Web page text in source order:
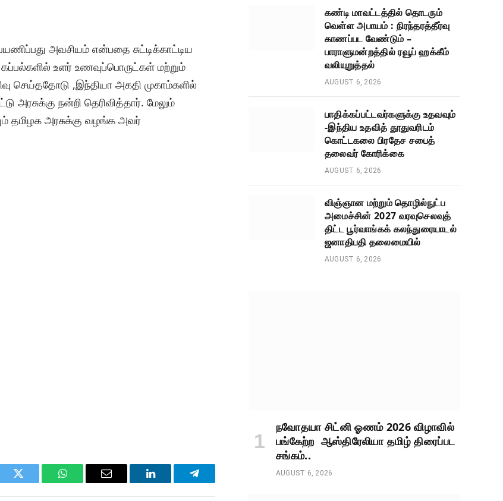
அவசியம் என்பதை சுட்டிக்காட்டிய
உளர் உணவுப்பொருட்கள் மற்றும்
செய்ததோடு ,இந்தியா அகதி முகாம்களில்
அரசுக்கு நன்றி தெரிவித்தார். மேலும்
தமிழக அரசுக்கு வழங்க அவர்
Twitter WhatsAppEmail LinkedIn Telegram
கண்டி மாவட்டத்தில் தொடரும்
வெள்ள அபாயம் : நிரந்தரத்தீர்வு
காணப்பட வேண்டும் –
பாராளுமன்றத்தில் ரவூப் ஹக்கீம்
வலியுறுத்தல்
AUGUST 6, 2026
பாதிக்கப்பட்டவர்களுக்கு உதவவும்
-இந்திய உதவித் தூதுவரிடம்
கொட்டகலை பிரதேச சபைத்
தலைவர் கோரிக்கை
AUGUST 6, 2026
விஞ்ஞான மற்றும் தொழில்நுட்ப
அமைச்சின் 2027 வரவுசெலவுத்
திட்ட பூர்வாங்கக் கலந்துரையாடல்
ஜனாதிபதி தலைமையில்
AUGUST 6, 2026
நவோதயா சிட்னி ஓணம் 2026 விழாவில்
பங்கேற்ற ஆஸ்திரேலியா தமிழ் திரைப்பட
சங்கம்..
AUGUST 6, 2026